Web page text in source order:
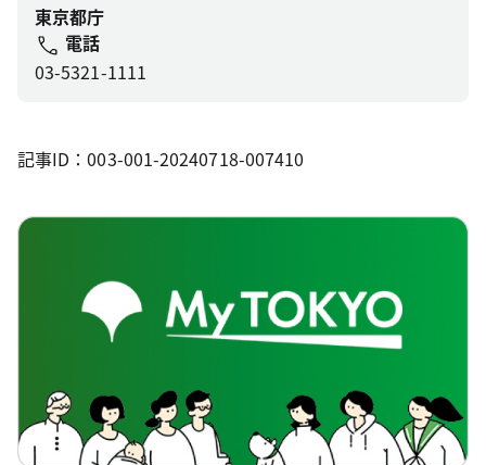
東京都庁
電話
03-5321-1111
記事ID：003-001-20240718-007410